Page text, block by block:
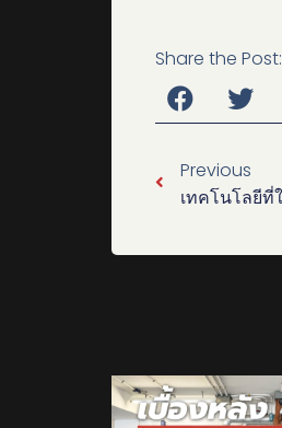
Share the Post:
Previous